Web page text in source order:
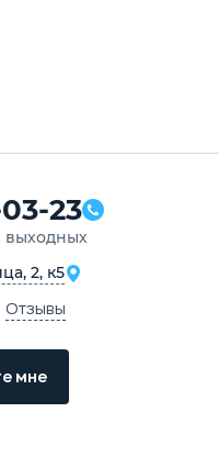
23
выходных
2, к5
Отзывы
мне